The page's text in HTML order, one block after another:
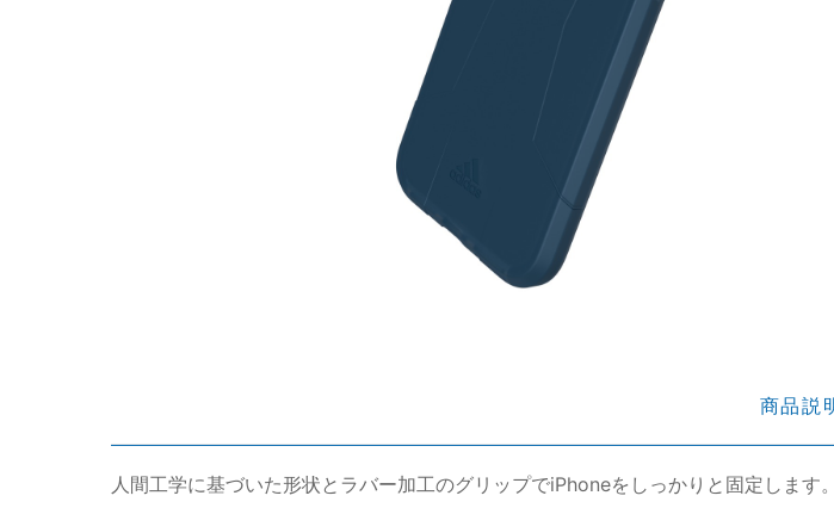
商品説
人間工学に基づいた形状とラバー加工のグリップでiPhoneをしっかりと固定しま